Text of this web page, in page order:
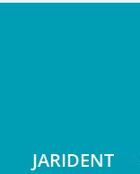
JARIDENT